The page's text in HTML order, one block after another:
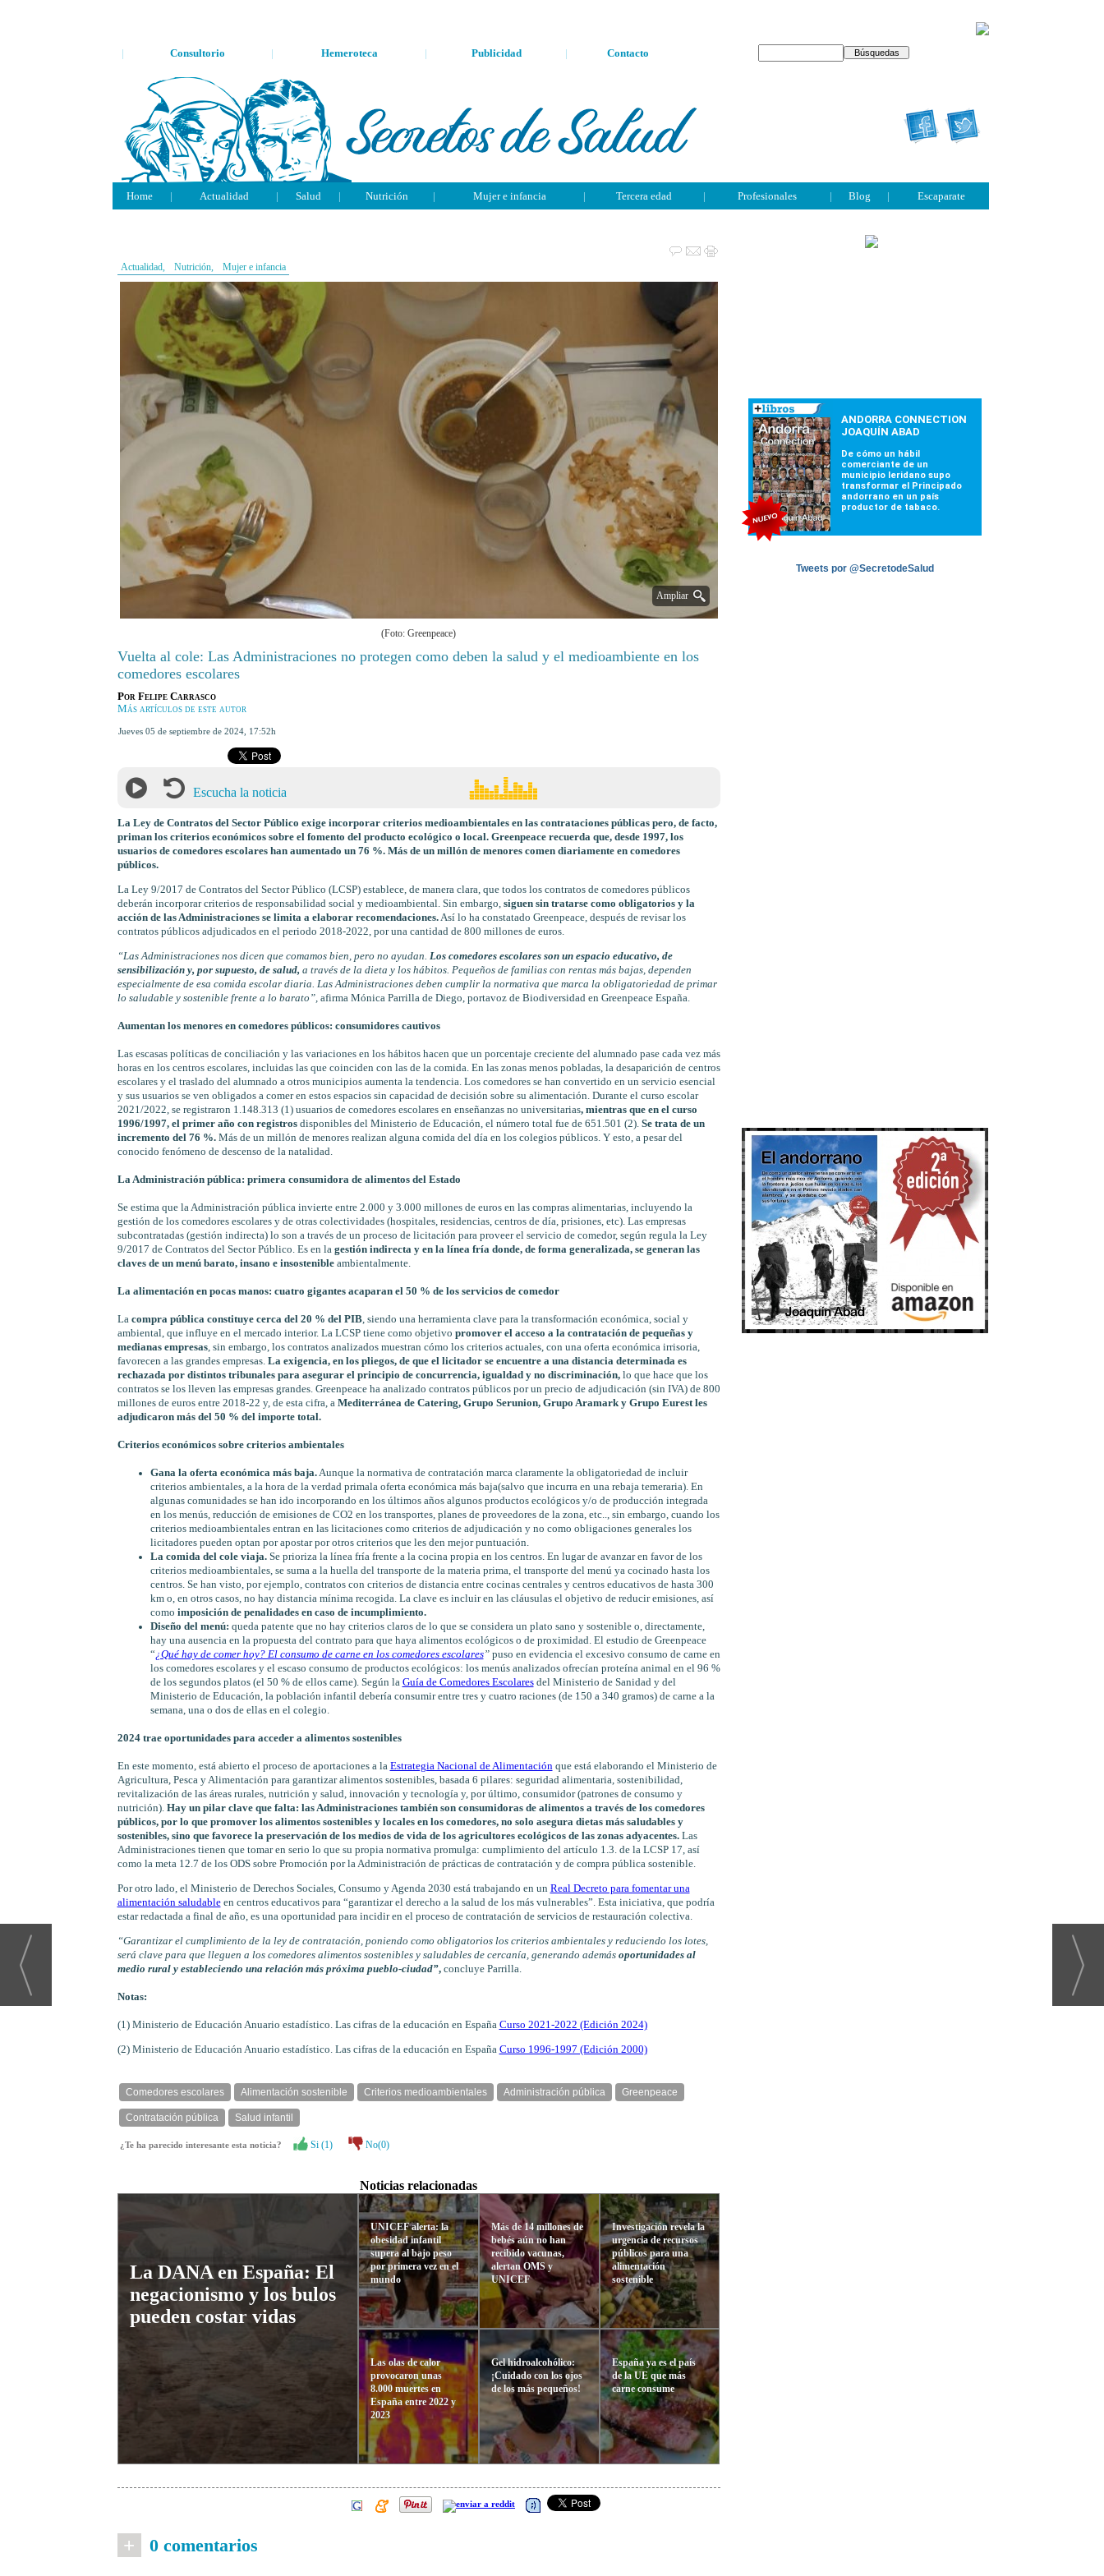
| Consultorio | Hemeroteca | Publicidad | Contacto
Home | Actualidad | Salud | Nutrición | Mujer e infancia | Tercera edad | Profesionales | Blog | Escaparate
Actualidad, Nutrición, Mujer e infancia
Ampliar
(Foto: Greenpeace)
Vuelta al cole: Las Administraciones no protegen como deben la salud y el medioambiente en los
comedores escolares
Por Felipe Carrasco
Más artículos de este autor
jueves 05 de septiembre de 2024, 17:52h
Escucha la noticia
La Ley de Contratos del Sector Público exige incorporar criterios medioambientales en las contrataciones públicas pero, de facto,
priman los criterios económicos sobre el fomento del producto ecológico o local. Greenpeace recuerda que, desde 1997, los
usuarios de comedores escolares han aumentado un 76 %. Más de un millón de menores comen diariamente en comedores
públicos.
La Ley 9/2017 de Contratos del Sector Público (LCSP) establece, de manera clara, que todos los contratos de comedores públicos
deberán incorporar criterios de responsabilidad social y medioambiental. Sin embargo, siguen sin tratarse como obligatorios y la
acción de las Administraciones se limita a elaborar recomendaciones.Así lo ha constatado Greenpeace, después de revisar los
contratos públicos adjudicados en el periodo 2018-2022, por una cantidad de 800 millones de euros.
“Las Administraciones nos dicen que comamos bien, pero no ayudan. Los comedores escolares son un espacio educativo, de
sensibilización y, por supuesto, de salud, a través de la dieta y los hábitos. Pequeños de familias con rentas más bajas, dependen
especialmente de esa comida escolar diaria. Las Administraciones deben cumplir la normativa que marca la obligatoriedad de primar
lo saludable y sostenible frente a lo barato”,afirma Mónica Parrilla de Diego, portavoz de Biodiversidad en Greenpeace España.
Aumentan los menores en comedores públicos: consumidores cautivos
Las escasas políticas de conciliación y las variaciones en los hábitos hacen que un porcentaje creciente del alumnado pase cada vez más
horas en los centros escolares, incluidas las que coinciden con las de la comida. En las zonas menos pobladas, la desaparición de centros
escolares y el traslado del alumnado a otros municipios aumenta la tendencia. Los comedores se han convertido en un servicio esencial
y sus usuarios se ven obligados a comer en estos espacios sin capacidad de decisión sobre su alimentación. Durante el curso escolar
2021/2022, se registraron 1.148.313 (1) usuarios de comedores escolares en enseñanzas no universitarias, mientras que en el curso
1996/1997, el primer año con registros disponibles del Ministerio de Educación, el número total fue de 651.501 (2). Se trata de un
incremento del 76 %. Más de un millón de menores realizan alguna comida del día en los colegios públicos. Y esto, a pesar del
conocido fenómeno de descenso de la natalidad.
La Administración pública: primera consumidora de alimentos del Estado
Se estima que la Administración pública invierte entre 2.000 y 3.000 millones de euros en las compras alimentarias, incluyendo la
gestión de los comedores escolares y de otras colectividades (hospitales, residencias, centros de día, prisiones, etc). Las empresas
subcontratadas (gestión indirecta) lo son a través de un proceso de licitación para proveer el servicio de comedor, según regula la Ley
9/2017 de Contratos del Sector Público. Es en la gestión indirecta y en la línea fría donde, de forma generalizada, se generan las
claves de un menú barato, insano e insostenible ambientalmente.
La alimentación en pocas manos: cuatro gigantes acaparan el 50 % de los servicios de comedor
La compra pública constituye cerca del 20 % del PIB, siendo una herramienta clave para la transformación económica, social y
ambiental, que influye en el mercado interior. La LCSP tiene como objetivo promover el acceso a la contratación de pequeñas y
medianas empresas, sin embargo, los contratos analizados muestran cómo los criterios actuales, con una oferta económica irrisoria,
favorecen a las grandes empresas. La exigencia, en los pliegos, de que el licitador se encuentre a una distancia determinada es
rechazada por distintos tribunales para asegurar el principio de concurrencia, igualdad y no discriminación, lo que hace que los
contratos se los lleven las empresas grandes. Greenpeace ha analizado contratos públicos por un precio de adjudicación (sin IVA) de 800
millones de euros entre 2018-22 y, de esta cifra, a Mediterránea de Catering, Grupo Serunion, Grupo Aramark y Grupo Eurest les
adjudicaron más del 50 % del importe total.
Criterios económicos sobre criterios ambientales
Gana la oferta económica más baja.Aunque la normativa de contratación marca claramente la obligatoriedad de incluir
criterios ambientales, a la hora de la verdad primala oferta económica más baja(salvo que incurra en una rebaja temeraria). En
algunas comunidades se han ido incorporando en los últimos años algunos productos ecológicos y/o de producción integrada
en los menús, reducción de emisiones de CO2 en los transportes, planes de proveedores de la zona, etc.., sin embargo, cuando los
criterios medioambientales entran en las licitaciones como criterios de adjudicación y no como obligaciones generales los
licitadores pueden optan por apostar por otros criterios que les den mejor puntuación.
La comida del cole viaja.Se prioriza la línea fría frente a la cocina propia en los centros. En lugar de avanzar en favor de los
criterios medioambientales, se suma a la huella del transporte de la materia prima, el transporte del menú ya cocinado hasta los
centros. Se han visto, por ejemplo, contratos con criterios de distancia entre cocinas centrales y centros educativos de hasta 300
km o, en otros casos, no hay distancia mínima recogida. La clave es incluir en las cláusulas el objetivo de reducir emisiones, así
como imposición de penalidades en caso de incumplimiento.
Diseño del menú: queda patente que no hay criterios claros de lo que se considera un plato sano y sostenible o, directamente,
hay una ausencia en la propuesta del contrato para que haya alimentos ecológicos o de proximidad. El estudio de Greenpeace
“¿Qué hay de comer hoy? El consumo de carne en los comedores escolares”puso en evidencia el excesivo consumo de carne en
los comedores escolares y el escaso consumo de productos ecológicos: los menús analizados ofrecían proteína animal en el 96 %
de los segundos platos (el 50 % de ellos carne). Según la Guía de Comedores Escolaresdel Ministerio de Sanidad y del
Ministerio de Educación, la población infantil debería consumir entre tres y cuatro raciones (de 150 a 340 gramos) de carne a la
semana, una o dos de ellas en el colegio.
2024 trae oportunidades para acceder a alimentos sostenibles
En este momento, está abierto el proceso de aportaciones a la Estrategia Nacional de Alimentaciónque está elaborando el Ministerio de
Agricultura, Pesca y Alimentación para garantizar alimentos sostenibles, basada 6 pilares: seguridad alimentaria, sostenibilidad,
revitalización de las áreas rurales, nutrición y salud, innovación y tecnología y, por último, consumidor (patrones de consumo y
nutrición). Hay un pilar clave que falta: las Administraciones también son consumidoras de alimentos a través de los comedores
públicos, por lo que promover los alimentos sostenibles y locales en los comedores, no solo asegura dietas más saludables y
sostenibles, sino que favorece la preservación de los medios de vida de los agricultores ecológicos de las zonas adyacentes. Las
Administraciones tienen que tomar en serio lo que su propia normativa promulga: cumplimiento del artículo 1.3. de la LCSP 17, así
como la meta 12.7 de los ODS sobre Promoción por la Administración de prácticas de contratación y de compra pública sostenible.
Por otro lado, el Ministerio de Derechos Sociales, Consumo y Agenda 2030 está trabajando en un Real Decreto para fomentar una
alimentación saludableen centros educativos para “garantizar el derecho a la salud de los más vulnerables”. Esta iniciativa, que podría
estar redactada a final de año, es una oportunidad para incidir en el proceso de contratación de servicios de restauración colectiva.
“Garantizar el cumplimiento de la ley de contratación, poniendo como obligatorios los criterios ambientales y reduciendo los lotes,
será clave para que lleguen a los comedores alimentos sostenibles y saludables de cercanía, generando además oportunidades al
medio rural y estableciendo una relación más próxima pueblo-ciudad”,concluye Parrilla.
Notas:
(1) Ministerio de Educación Anuario estadístico. Las cifras de la educación en España Curso 2021-2022 (Edición 2024)
(2) Ministerio de Educación Anuario estadístico. Las cifras de la educación en España Curso 1996-1997 (Edición 2000)
Comedores escolares Alimentación sostenible Criterios medioambientales Administración pública Greenpeace
Contratación pública Salud infantil
¿Te ha parecido interesante esta noticia? Si (1) No(0)
Noticias relacionadas
La DANA en España: El
negacionismo y los bulos
pueden costar vidas
UNICEF alerta: la
obesidad infantil
supera al bajo peso
por primera vez en el
mundo
Las olas de calor
provocaron unas
8.000 muertes en
España entre 2022 y
2023
Más de 14 millones de
bebés aún no han
recibido vacunas,
alertan OMS y
UNICEF
Gel hidroalcohólico:
¡Cuidado con los ojos
de los más pequeños!
Investigación revela la
urgencia de recursos
públicos para una
alimentación
sostenible
España ya es el país
de la UE que más
carne consume
+ 0 comentarios
Tweets por @SecretodeSalud